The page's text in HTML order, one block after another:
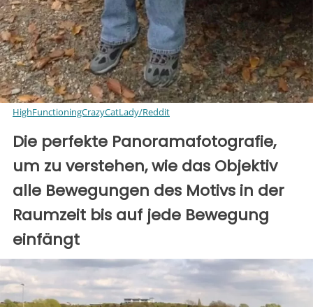
HighFunctioningCrazyCatLady/Reddit
Die perfekte Panoramafotografie,
um zu verstehen, wie das Objektiv
alle Bewegungen des Motivs in der
Raumzeit bis auf jede Bewegung
einfängt